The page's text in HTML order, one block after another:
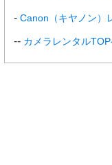
Canon（キヤノン）
カメラレンタル